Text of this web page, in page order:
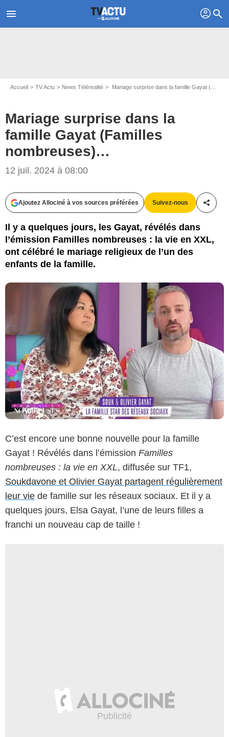
menu profil search
Accueil TV Actu News Télérealité Mariage surprise dans la famille Gayat (Familles nombreuses)…
Mariage surprise dans la
famille Gayat (Familles
nombreuses)…
12 juil. 2024 à 08:00
Ajoutez Allociné à vos sources préférées Suivez-nous
Il y a quelques jours, les Gayat, révélés dans
l’émission Familles nombreuses : la vie en XXL,
ont célébré le mariage religieux de l’un des
enfants de la famille.
Capture d'écran Familles nombreuses, la vie en XXL / TF1
C’est encore une bonne nouvelle pour la famille
Gayat ! Révélés dans l’émission Familles
nombreuses : la vie en XXL, diffusée sur TF1,
Soukdavone et Olivier Gayat partagent régulièrement
leur vie de famille sur les réseaux sociaux. Et il y a
quelques jours, Elsa Gayat, l’une de leurs filles a
franchi un nouveau cap de taille !